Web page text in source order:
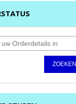
ZOEKEN